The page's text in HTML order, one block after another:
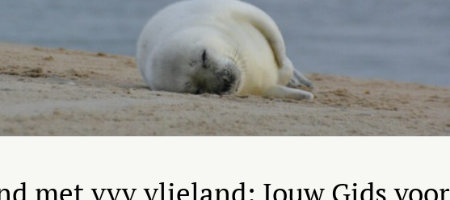
met vvv vlieland: Jouw Gids voor